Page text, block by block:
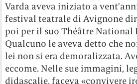
Varda aveva iniziato a
festival teatrale di Avignone
poi per il suo Théâtre National
Qualcuno le aveva detto che
lei non si era demoralizzata.
eccome. Nelle sue immagini,
didascalie, faceva «convivere